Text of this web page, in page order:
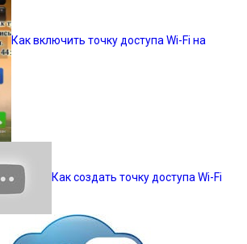
Как включить точку доступа Wi-Fi на
Как создать точку доступа Wi-Fi